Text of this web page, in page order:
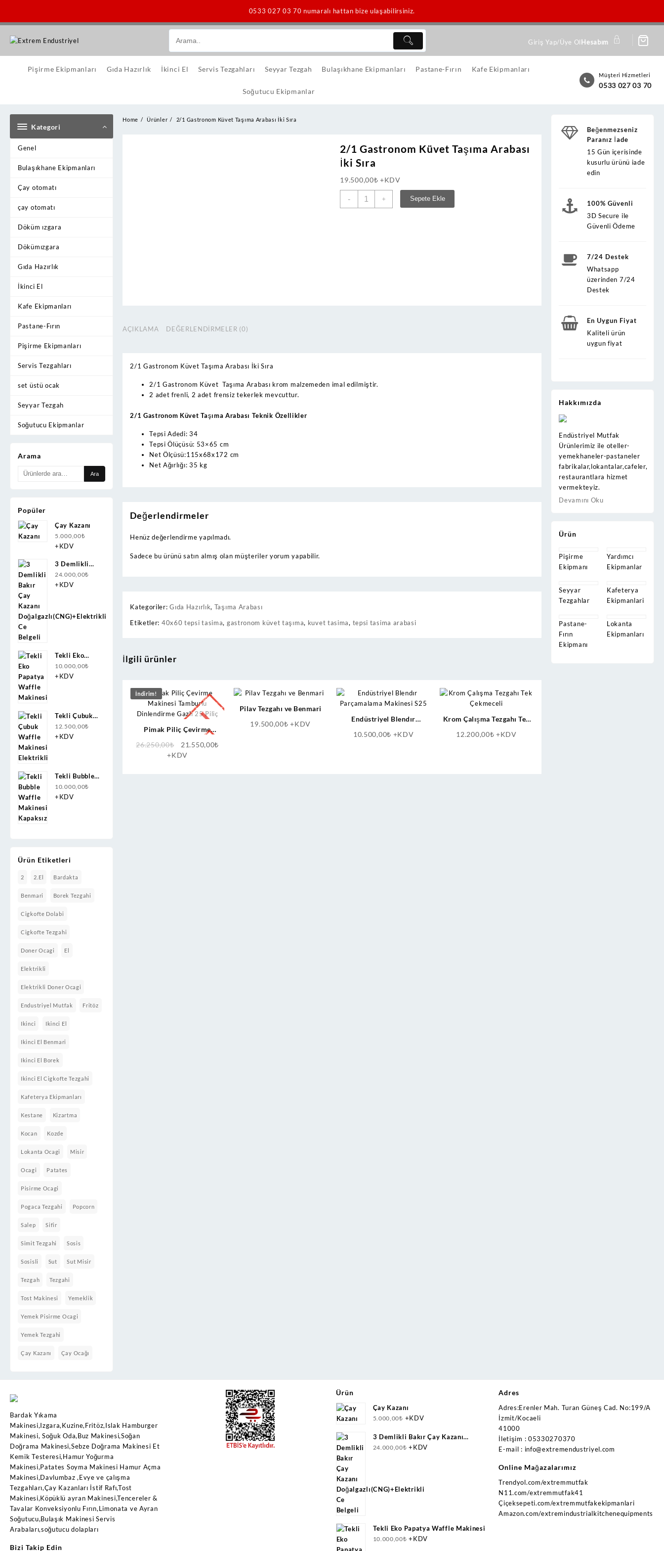
content
0533 027 03 70 numaralı hattan bize ulaşabilirsiniz.
Giriş Yap/Üye OlHesabım
Pişirme Ekipmanları Gıda Hazırlık İkinci El Servis Tezgahları Seyyar Tezgah Bulaşıkhane Ekipmanları Pastane-Fırın Kafe Ekipmanları
Soğutucu Ekipmanlar
Müşteri Hizmetleri
0533 027 03 70
Kategori
Genel
Bulaşıkhane Ekipmanları
Çay otomatı
çay otomatı
Döküm ızgara
Dökümızgara
Gıda Hazırlık
İkinci El
Kafe Ekipmanları
Pastane-Fırın
Pişirme Ekipmanları
Servis Tezgahları
set üstü ocak
Seyyar Tezgah
Soğutucu Ekipmanlar
Arama
Ara: Ara
Popüler
Çay Kazanı
5.000,00₺
+KDV
3 Demlikli
Bakır Çay
Kazanı
24.000,00₺
+KDV
Tekli Eko
Papatya
Waffle
10.000,00₺
+KDV
Tekli Çubuk
Waffle
Makinesi
12.500,00₺
+KDV
Tekli Bubble
Waffle
Makinesi
10.000,00₺
+KDV
Ürün Etiketleri
2 2.el Bardakta
Benmari Borek Tezgahi
Cigkofte Dolabi
Cigkofte Tezgahi
Doner Ocagi El
Elektrikli
Elektrikli Doner Ocagi
Endustriyel Mutfak Fritöz
Ikinci Ikinci El
Ikinci El Benmari
Ikinci El Borek
Ikinci El Cigkofte Tezgahi
Kafeterya Ekipmanları
Kestane Kizartma
Kocan Kozde
Lokanta Ocagi Misir
Ocagi Patates
Pisirme Ocagi
Pogaca Tezgahi Popcorn
Salep Sifir
Simit Tezgahi Sosis
Sosisli Sut Sut Misir
Tezgah Tezgahi
Tost Makinesi Yemeklik
Yemek Pisirme Ocagi
Yemek Tezgahi
Çay Kazanı Çay Ocağı
Home Ürünler 2/1 Gastronom Küvet Taşıma Arabası İki Sıra
2/1 Gastronom Küvet Taşıma Arabası
İki Sıra
19.500,00₺ +KDV
-
2/1
+ Sepete Ekle
AÇIKLAMA DEĞERLENDIRMELER (0)
2/1 Gastronom Küvet Taşıma Arabası İki Sıra
2/1 Gastronom Küvet Taşıma Arabası krom malzemeden imal edilmiştir.
2 adet frenli, 2 adet frensiz tekerlek mevcuttur.
2/1 Gastronom Küvet Taşıma Arabası Teknik Özellikler
Tepsi Adedi: 34
Tepsi Ölüçüsü: 53×65 cm
Net Ölçüsü:115x68x172 cm
Net Ağırlığı: 35 kg
Değerlendirmeler
Henüz değerlendirme yapılmadı.
Sadece bu ürünü satın almış olan müşteriler yorum yapabilir.
Kategoriler:Gıda Hazırlık, Taşıma Arabası
Etiketler: 40x60 tepsi tasima, gastronom küvet taşıma, kuvet tasima, tepsi tasima arabasi
İlgili ürünler
İndirim!
Pimak Piliç Çevirme
Dinlendirme Gazlı 25 Piliç
26.250,00₺
Orijinal
fiyat:
21.550,00₺
+KDV
Pilav Tezgahı ve Benmari
19.500,00₺ +KDV
Endüstriyel Blendır
10.500,00₺ +KDV
Krom Çalışma Tezgahı Tek
12.200,00₺ +KDV
Beğenmezseniz
Paranız İade
15 Gün içerisinde
kusurlu ürünü iade
edin
100% Güvenli
3D Secure ile
Güvenli Ödeme
7/24 Destek
Whatsapp
üzerinden 7/24
Destek
En Uygun Fiyat
Kaliteli ürün
uygun fiyat
Hakkımızda
Endüstriyel Mutfak
Ürünlerimiz ile oteller-
yemekhaneler-pastaneler
fabrikalar,lokantalar,cafeler,
restaurantlara hizmet
vermekteyiz.
Devamını Oku
Ürün
Pişirme
Ekipmanı
Yardımcı
Ekipmanlar
Seyyar
Tezgahlar
Kafeterya
Ekipmanlari
Pastane-
Fırın
Ekipmanı
Lokanta
Ekipmanları
Bardak Yıkama
Makinesi,Izgara,Kuzine,Fritöz,Islak Hamburger
Makinesi, Soğuk Oda,Buz Makinesi,Soğan
Doğrama Makinesi,Sebze Doğrama Makinesi Et
Kemik Testeresi,Hamur Yoğurma
Makinesi,Patates Soyma Makinesi Hamur Açma
Makinesi,Davlumbaz ,Evye ve çalışma
Tezgahları,Çay Kazanları İstif Rafı,Tost
Makinesi,Köpüklü ayran Makinesi,Tencereler &
Tavalar Konveksiyonlu Fırın,Limonata ve Ayran
Soğutucu,Bulaşık Makinesi Servis
Arabaları,soğutucu dolapları
Bizi Takip Edin
Ürün
Çay Kazanı
5.000,00₺ +KDV
3 Demlikli Bakır Çay Kazanı
Doğalgazlı(CNG)+Elektrikli Ce
24.000,00₺ +KDV
Tekli Eko Papatya Waffle Makinesi
10.000,00₺ +KDV
Adres
Adres:Erenler Mah. Turan Güneş Cad. No:199/A
İzmit/Kocaeli
41000
İletişim : 05330270370
E-mail : info@extremendustriyel.com
Online Mağazalarımız
Trendyol.com/extremmutfak
N11.com/extremmutfak41
Çiçeksepeti.com/extremmutfakekipmanlari
Amazon.com/extremindustrialkitchenequipments